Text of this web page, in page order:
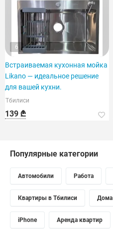
6
Встраиваемая кухонная мойка
Likano — идеальное решение
для вашей кухни.
Тбилиси
139 ₾
Популярные категории
Автомобили Работа
Квартиры в Тбилиси Дома
iPhone Аренда квартир